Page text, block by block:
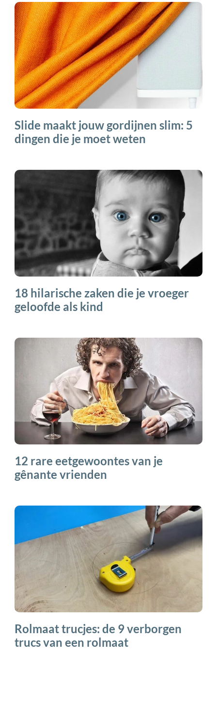
Slide maakt jouw gordijnen slim: 5
dingen die je moet weten
18 hilarische zaken die je vroeger
geloofde als kind
12 rare eetgewoontes van je
gênante vrienden
Rolmaat trucjes: de 9 verborgen
trucs van een rolmaat